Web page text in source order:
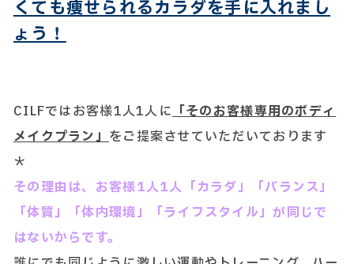
くても痩せられるカラダを手に入れまし
ょう！
CILFではお客様1人1人に「そのお客様専用のボディ
メイクプラン」をご提案させていただいております
＊
その理由は、お客様1人1人「カラダ」「バランス」
「体質」「体内環境」「ライフスタイル」が同じで
はないからです。